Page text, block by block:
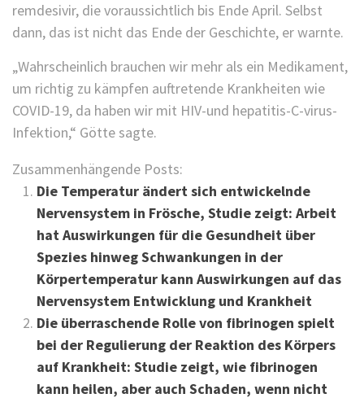
remdesivir, die voraussichtlich bis Ende April. Selbst
dann, das ist nicht das Ende der Geschichte, er warnte.
„Wahrscheinlich brauchen wir mehr als ein Medikament,
um richtig zu kämpfen auftretende Krankheiten wie
COVID-19, da haben wir mit HIV-und hepatitis-C-virus-
Infektion,“ Götte sagte.
Zusammenhängende Posts:
Die Temperatur ändert sich entwickelnde
Nervensystem in Frösche, Studie zeigt: Arbeit
hat Auswirkungen für die Gesundheit über
Spezies hinweg Schwankungen in der
Körpertemperatur kann Auswirkungen auf das
Nervensystem Entwicklung und Krankheit
Die überraschende Rolle von fibrinogen spielt
bei der Regulierung der Reaktion des Körpers
auf Krankheit: Studie zeigt, wie fibrinogen
kann heilen, aber auch Schaden, wenn nicht